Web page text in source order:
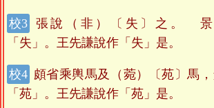
張說（非）〔失〕之。
「失」。王先謙說作「失」是。
頗省乘輿馬及（菀）〔苑〕馬
「苑」。王先謙說作「苑」是。